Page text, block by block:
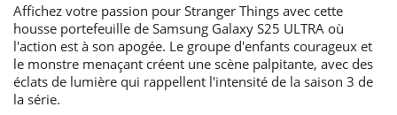
Affichez votre passion pour Stranger Things avec cette
housse portefeuille de Samsung Galaxy S25 ULTRA où
l'action est à son apogée. Le groupe d'enfants courageux et
le monstre menaçant créent une scène palpitante, avec des
éclats de lumière qui rappellent l'intensité de la saison 3 de
la série.